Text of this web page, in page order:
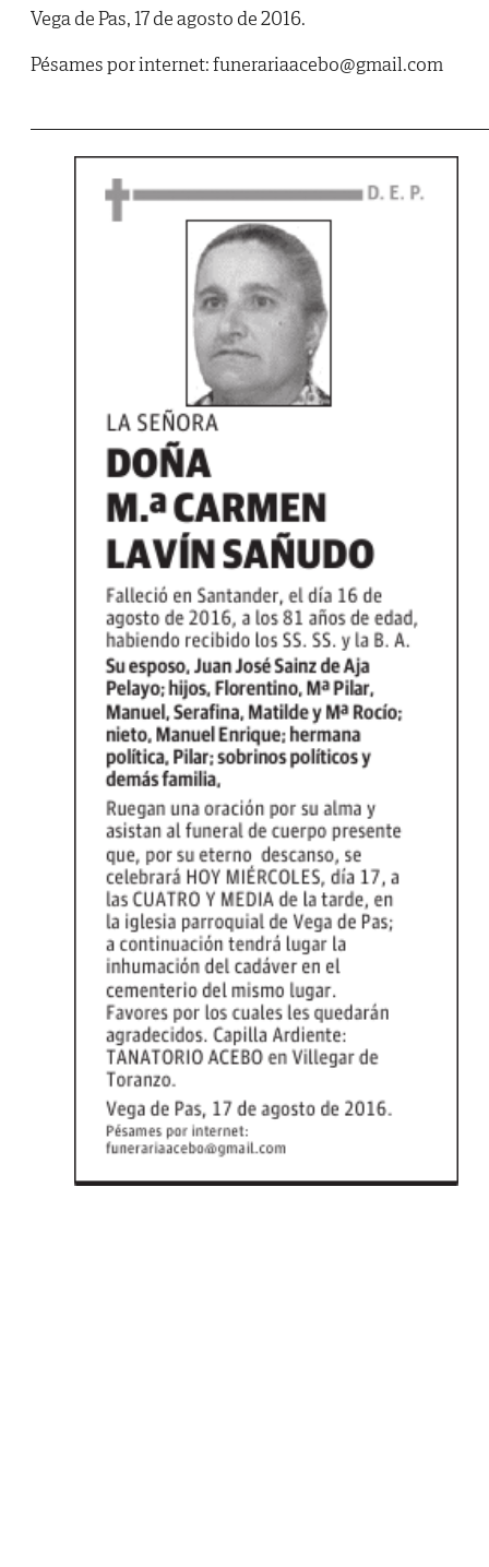
Vega de Pas, 17 de agosto de 2016.
Pésames por internet: funerariaacebo@gmail.com